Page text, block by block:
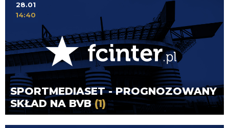
SPORTMEDIASET - PROGNOZOWANY
SKŁAD NA BVB(1)
28.01
14:40